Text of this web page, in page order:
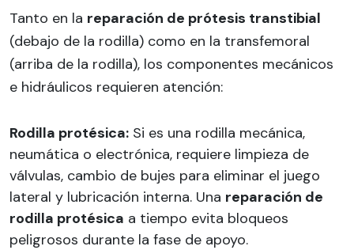
Tanto en la reparación de prótesis transtibial
(debajo de la rodilla) como en la transfemoral
(arriba de la rodilla), los componentes mecánicos
e hidráulicos requieren atención:
Rodilla protésica: Si es una rodilla mecánica,
neumática o electrónica, requiere limpieza de
válvulas, cambio de bujes para eliminar el juego
lateral y lubricación interna. Una reparación de
rodilla protésica a tiempo evita bloqueos
peligrosos durante la fase de apoyo.